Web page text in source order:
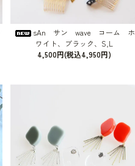
sAn サン wave コーム ホ
ワイト、ブラック、S,L
4,500円(税込4,950円)